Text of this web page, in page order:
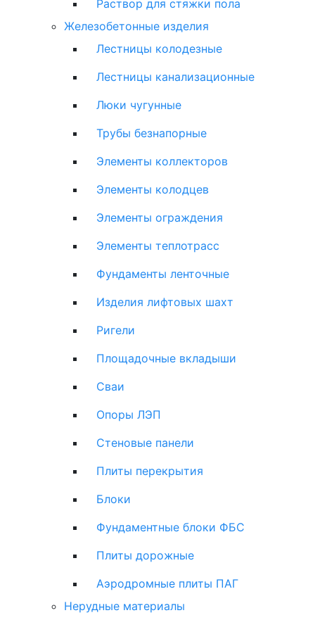
Раствор для стяжки пола
Железобетонные изделия
Лестницы колодезные
Лестницы канализационные
Люки чугунные
Трубы безнапорные
Элементы коллекторов
Элементы колодцев
Элементы ограждения
Элементы теплотрасс
Фундаменты ленточные
Изделия лифтовых шахт
Ригели
Площадочные вкладыши
Сваи
Опоры ЛЭП
Стеновые панели
Плиты перекрытия
Блоки
Фундаментные блоки ФБС
Плиты дорожные
Аэродромные плиты ПАГ
Нерудные материалы